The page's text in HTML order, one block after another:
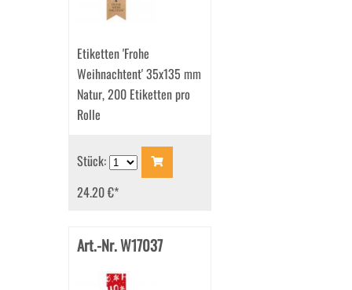
Etiketten 'Frohe
Weihnachtent' 35x135 mm
Natur, 200 Etiketten pro
Rolle
Stück:
24.20 €*
Art.-Nr. W17037